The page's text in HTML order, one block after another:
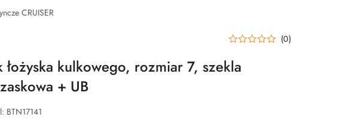
CRUISER
(0)
łożyska kulkowego, rozmiar 7, szekla
+ UB
BTN17141